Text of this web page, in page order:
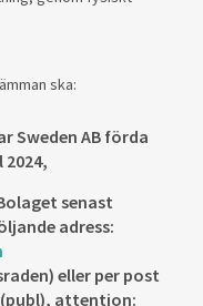
ska:
Sweden AB förda
senast
adress:
eller per post
(publ), attention: